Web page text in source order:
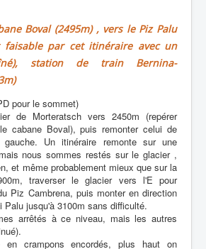
Boval (2495m) , vers le Piz Palu
faisable par cet itinéraire avec un
station de train Bernina-
pour le sommet)
de Morteratsch vers 2450m (repérer
cabane Boval), puis remonter celui de
Un itinéraire remonte sur une
nous sommes restés sur le glacier ,
et même probablement mieux que sur la
traverser le glacier vers l'E pour
Piz Cambrena, puis monter en direction
Palu jusqu'à 3100m sans difficulté.
arrêtés à ce niveau, mais les autres
en crampons encordés, plus haut on